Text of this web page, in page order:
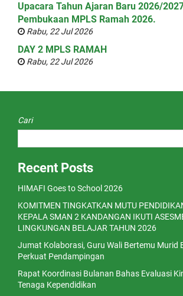
Upacara Tahun Ajaran Baru 2026/
Pembukaan MPLS Ramah 2026.
Rabu, 22 Jul 2026
DAY 2 MPLS RAMAH
Rabu, 22 Jul 2026
Cari
Recent Posts
HIMAFI Goes to School 2026
KOMITMEN TINGKATKAN MUTU
KEPALA SMAN 2 KANDANGAN IKUTI
LINGKUNGAN BELAJAR TAHUN 2026
Jumat Kolaborasi, Guru Wali Bertemu Murid
Perkuat Pendampingan
Rapat Koordinasi Bulanan Bahas Evaluasi
Tenaga Kependidikan